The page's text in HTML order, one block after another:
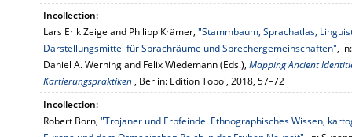
Incollection:
Lars Erik Zeige and Philipp Krämer, "Stammbaum, Sprachatlas,
Darstellungsmittel für Sprachräume und Sprechergemeinschaften",
Daniel A. Werning and Felix Wiedemann (Eds.), Mapping Ancient
Kartierungspraktiken, Berlin: Edition Topoi, 2018, 57–72
Incollection:
Robert Born, "Trojaner und Erbfeinde. Ethnographisches Wissen,